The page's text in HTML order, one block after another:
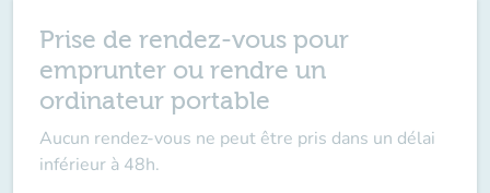
Prise de rendez-vous pour
emprunter ou rendre un
ordinateur portable
Aucun rendez-vous ne peut être pris dans un délai
inférieur à 48h.